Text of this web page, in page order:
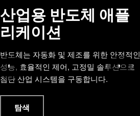
산업용 반도체 애플
리케이션
반도체는 자동화 및 제조를 위한 안정적인
성능, 효율적인 제어, 고정밀 솔루션으로
첨단 산업 시스템을 구동합니다.
탐색
' '